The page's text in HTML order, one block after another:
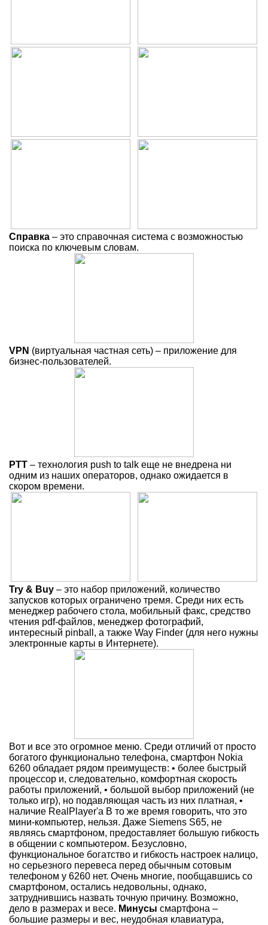
Справка – это справочная система с возможностью
поиска по ключевым словам.
VPN (виртуальная частная сеть) – приложение для
бизнес-пользователей.
PTT – технология push to talk еще не внедрена ни
одним из наших операторов, однако ожидается в
скором времени.
Try & Buy – это набор приложений, количество
запусков которых ограничено тремя. Среди них есть
менеджер рабочего стола, мобильный факс, средство
чтения pdf-файлов, менеджер фотографий,
интересный pinball, а также Way Finder (для него нужны
электронные карты в Интернете).
Вот и все это огромное меню. Среди отличий от просто
богатого функционально телефона, смартфон Nokia
6260 обладает рядом преимуществ: • более быстрый
процессор и, следовательно, комфортная скорость
работы приложений, • большой выбор приложений (не
только игр), но подавляющая часть из них платная, •
наличие RealPlayer'а В то же время говорить, что это
мини-компьютер, нельзя. Даже Siemens S65, не
являясь смартфоном, предоставляет большую гибкость
в общении с компьютером. Безусловно,
функциональное богатство и гибкость настроек налицо,
но серьезного перевеса перед обычным сотовым
телефоном у 6260 нет. Очень многие, пообщавшись со
смартфоном, остались недовольны, однако,
затруднившись назвать точную причину. Возможно,
дело в размерах и весе. Минусы смартфона –
большие размеры и вес, неудобная клавиатура,